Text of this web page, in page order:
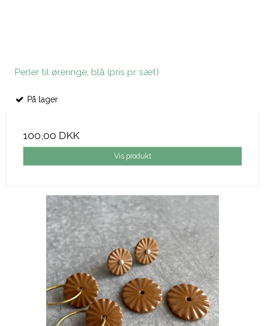
Perler til øreringe, blå (pris pr. sæt)
På lager
100,00 DKK
Vis produkt